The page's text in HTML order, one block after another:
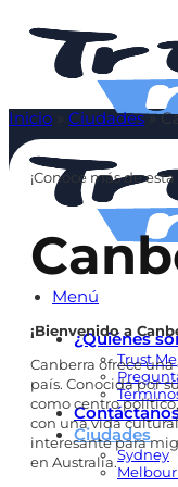
contenido
Menú
¿Quiénes
Trust Me
Ciudades
Sydney
Inicio Ciudades »
¡Conoce más de
¡Bienvenido a
Canberra ofrece
país. Conocida por
como centro
con una vida
interesante para
en Australia.